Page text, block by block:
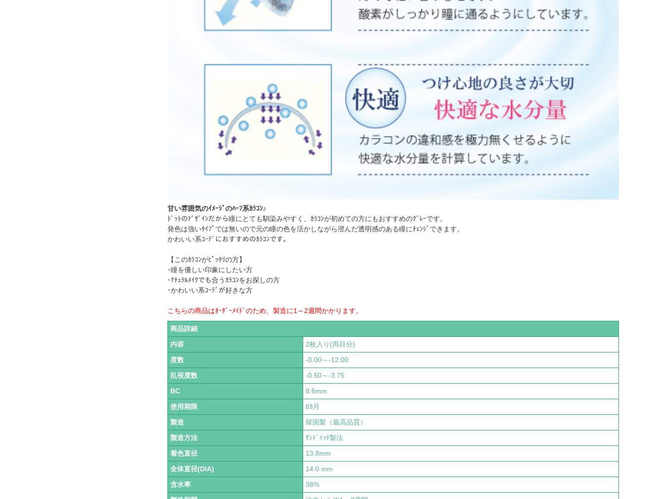
甘い雰囲気のｲﾒｰｼﾞのﾊｰﾌ系ｶﾗｺﾝ♪
ﾄﾞｯﾄのﾃﾞｻﾞｲﾝだから瞳にとても馴染みやすく、ｶﾗｺﾝが初めての方にもおすすめのｸﾞﾚｰです。
発色は強いﾀｲﾌﾟでは無いので元の瞳の色を活かしながら澄んだ透明感のある瞳にﾁｪﾝｼﾞできます。
かわいい系ｺｰﾃﾞにおすすめのｶﾗｺﾝです。
【このｶﾗｺﾝがﾋﾟｯﾀﾘの方】
･瞳を優しい印象にしたい方
･ﾅﾁｭﾗﾙﾒｲｸでも合うｶﾗｺﾝをお探しの方
･かわいい系ｺｰﾃﾞが好きな方
こちらの商品はｵｰﾀﾞｰﾒｲﾄﾞのため、製造に1～2週間かかります。
商品詳細
内容
2枚入り(両目分)
度数
-0.00～-12.00
乱視度数
-0.50～-3.75
BC
8.6mm
使用期限
6ｶ月
製造
韓国製（最高品質）
製造方法
ｻﾝﾄﾞｲｯﾁ製法
着色直径
13.8mm
全体直径(DIA)
14.0 mm
含水率
38%